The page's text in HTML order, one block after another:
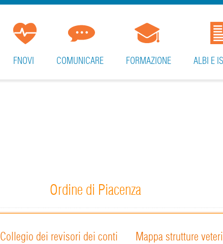
FNOVI COMUNICARE FORMAZIONE ALBI E
Ordine di Piacenza
Collegio dei revisori dei conti Mappa strutture